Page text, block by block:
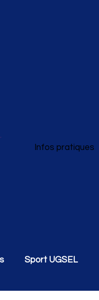
Infos pratiques
Sport UGSEL